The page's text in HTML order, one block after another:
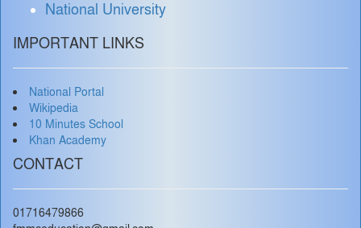
National University
IMPORTANT LINKS
National Portal
Wikipedia
10 Minutes School
Khan Academy
CONTACT
01716479866